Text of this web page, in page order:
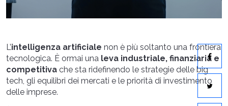
L’intelligenza artificiale non è più soltanto una frontiera
tecnologica. È ormai una leva industriale, finanziaria e
competitiva che sta ridefinendo le strategie delle big
tech, gli equilibri dei mercati e le priorità di investimento
delle imprese.